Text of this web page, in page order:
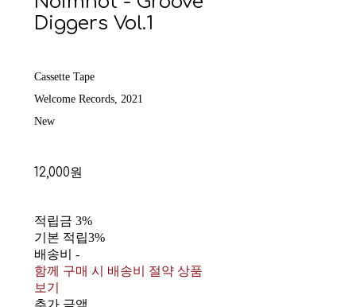
Diggers Vol.1
Cassette Tape
Welcome Records, 2021
New
12,000원
적립금 3%
기본 적립3%
배송비 -
함께 구매 시 배송비 절약 상품
보기
추가 금액